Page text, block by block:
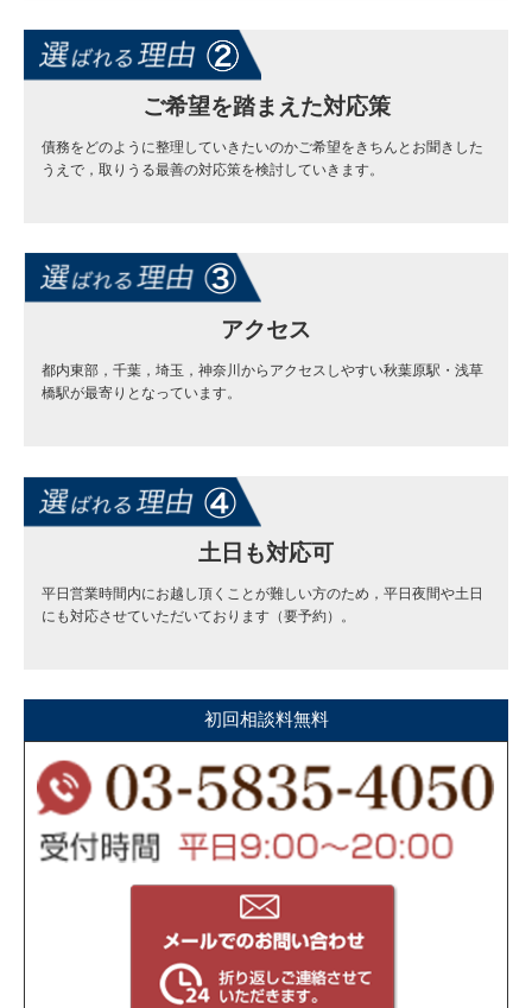
ご希望を踏まえた対応策
債務をどのように整理していきたいのかご希望をきちんとお聞きした
うえで，取りうる最善の対応策を検討していきます。
アクセス
都内東部，千葉，埼玉，神奈川からアクセスしやすい秋葉原駅・浅草
橋駅が最寄りとなっています。
土日も対応可
平日営業時間内にお越し頂くことが難しい方のため，平日夜間や土日
にも対応させていただいております（要予約）。
初回相談料無料